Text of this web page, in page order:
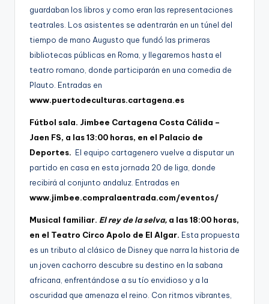
guardaban los libros y como eran las representaciones
teatrales. Los asistentes se adentrarán en un túnel del
tiempo de mano Augusto que fundó las primeras
bibliotecas públicas en Roma, y llegaremos hasta el
teatro romano, donde participarán en una comedia de
Plauto. Entradas en
www.puertodeculturas.cartagena.es
Fútbol sala. Jimbee Cartagena Costa Cálida –
Jaen FS, a las 13:00 horas, en el Palacio de
Deportes. El equipo cartagenero vuelve a disputar un
partido en casa en esta jornada 20 de liga, donde
recibirá al conjunto andaluz. Entradas en
www.jimbee.compralaentrada.com/eventos/
Musical familiar. El rey de la selva, a las 18:00 horas,
en el Teatro Circo Apolo de El Algar. Esta propuesta
es un tributo al clásico de Disney que narra la historia de
un joven cachorro descubre su destino en la sabana
africana, enfrentándose a su tío envidioso y a la
oscuridad que amenaza el reino. Con ritmos vibrantes,